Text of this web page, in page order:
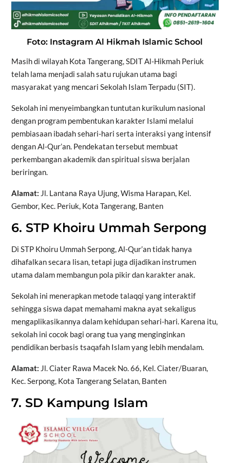
Foto: Instagram Al Hikmah Islamic School
Masih di wilayah Kota Tangerang, SDIT Al-Hikmah Periuk
telah lama menjadi salah satu rujukan utama bagi
masyarakat yang mencari Sekolah Islam Terpadu (SIT).
Sekolah ini menyeimbangkan tuntutan kurikulum nasional
dengan program pembentukan karakter Islami melalui
pembiasaan ibadah sehari-hari serta interaksi yang intensif
dengan Al-Qur’an. Pendekatan tersebut membuat
perkembangan akademik dan spiritual siswa berjalan
beriringan.
Alamat: Jl. Lantana Raya Ujung, Wisma Harapan, Kel.
Gembor, Kec. Periuk, Kota Tangerang, Banten
6. STP Khoiru Ummah Serpong
Di STP Khoiru Ummah Serpong, Al-Qur’an tidak hanya
dihafalkan secara lisan, tetapi juga dijadikan instrumen
utama dalam membangun pola pikir dan karakter anak.
Sekolah ini menerapkan metode talaqqi yang interaktif
sehingga siswa dapat memahami makna ayat sekaligus
mengaplikasikannya dalam kehidupan sehari-hari. Karena itu,
sekolah ini cocok bagi orang tua yang menginginkan
pendidikan berbasis tsaqafah Islam yang lebih mendalam.
Alamat: Jl. Ciater Rawa Macek No. 66, Kel. Ciater/Buaran,
Kec. Serpong, Kota Tangerang Selatan, Banten
7. SD Kampung Islam